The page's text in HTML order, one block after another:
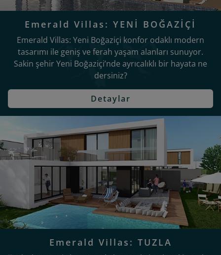
Emerald Villas: YENİ BOĞAZİÇİ
Emerald Villas: Yeni Boğaziçi konfor odaklı modern
tasarımı ile geniş ve ferah yaşam alanları sunuyor.
Sakin şehir Yeni Boğaziçi’nde ayrıcalıklı bir hayata ne
dersiniz?
Detaylar
Emerald Villas: TUZLA